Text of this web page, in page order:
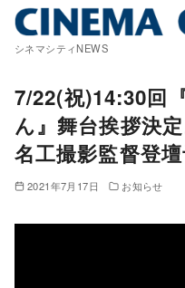
シネマシティNEWS
7/22(祝)14:30回
ん』舞台挨拶決
名工撮影監督登壇
2021年7月17日 お知らせ